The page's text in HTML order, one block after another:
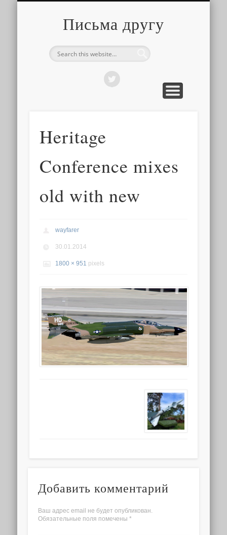
Письма другу
Heritage
Conference mixes
old with new
wayfarer
30.01.2014
1800 × 951 pixels
Добавить комментарий
Ваш адрес email не будет опубликован.
Обязательные поля помечены *